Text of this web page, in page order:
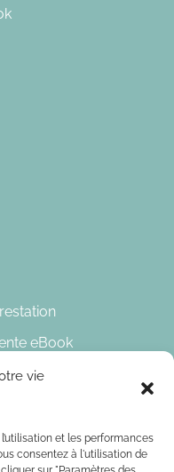
vie
et les performances
consentez à l'utilisation de
eBook